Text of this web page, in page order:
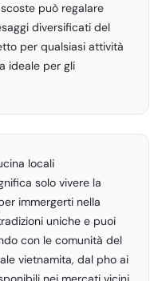
può regalare
diversificati del
per qualsiasi attività
ideale per gli
locali
solo vivere la
immergerti nella
uniche e puoi
con le comunità del
vietnamita, dal pho ai